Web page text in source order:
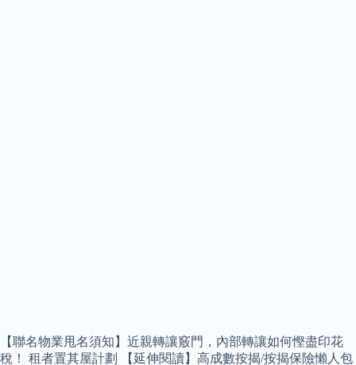
【聯名物業甩名須知】近親轉讓竅門，內部轉讓如何慳盡印花
稅！ 租者置其屋計劃 【延伸閱讀】高成數按揭/按揭保險懶人包